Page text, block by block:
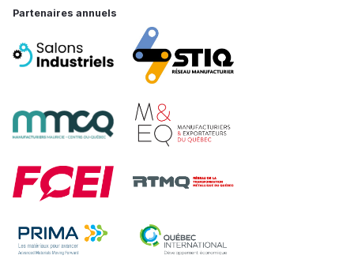
Partenaires annuels